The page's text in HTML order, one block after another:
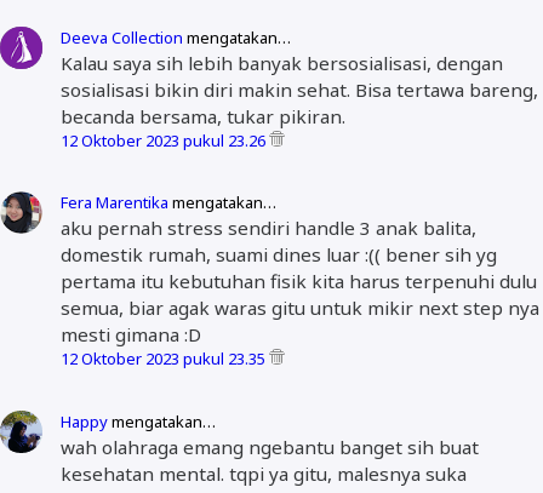
Deeva Collection mengatakan…
Kalau saya sih lebih banyak bersosialisasi, dengan
sosialisasi bikin diri makin sehat. Bisa tertawa bareng,
becanda bersama, tukar pikiran.
12 Oktober 2023 pukul 23.26
Fera Marentika mengatakan…
aku pernah stress sendiri handle 3 anak balita,
domestik rumah, suami dines luar :(( bener sih yg
pertama itu kebutuhan fisik kita harus terpenuhi dulu
semua, biar agak waras gitu untuk mikir next step nya
mesti gimana :D
12 Oktober 2023 pukul 23.35
Happymengatakan…
wah olahraga emang ngebantu banget sih buat
kesehatan mental. tqpi ya gitu, malesnya suka